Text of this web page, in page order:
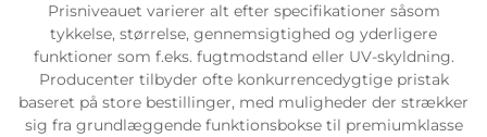
Prisniveauet varierer alt efter specifikationer såsom
tykkelse, størrelse, gennemsigtighed og yderligere
funktioner som f.eks. fugtmodstand eller UV-skyldning.
Producenter tilbyder ofte konkurrencedygtige pristak
baseret på store bestillinger, med muligheder der strækker
sig fra grundlæggende funktionsbokse til premiumklasse